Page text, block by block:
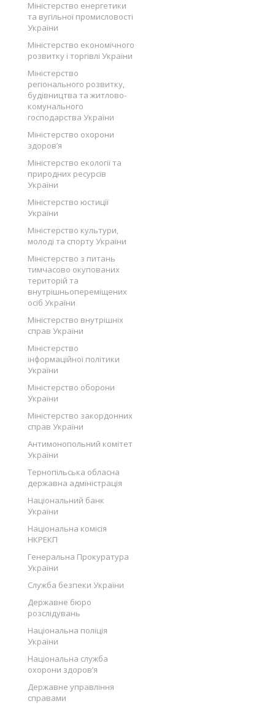
Міністерство енергетики
та вугільної промисловості
України
Міністерство економічного
розвитку і торгівлі України
Міністерство
регіонального розвитку,
будівництва та житлово-
комунального
господарства України
Міністерство охорони
здоров’я
Міністерство екології та
природних ресурсів
України
Міністерство юстиції
України
Міністерство культури,
молоді та спорту України
Міністерство з питань
тимчасово окупованих
територій та
внутрішньопереміщених
осіб України
Міністерство внутрішніх
справ України
Міністерство
інформаційної політики
України
Міністерство оборони
України
Міністерство закордонних
справ України
Антимонопольний комітет
України
Тернопільська обласна
державна адміністрація
Національний банк
України
Національна комісія
НКРЕКП
Генеральна Прокуратура
України
Служба безпеки України
Державне бюро
розслідувань
Національна поліція
України
Національна служба
охорони здоров’я
Державне управління
справами